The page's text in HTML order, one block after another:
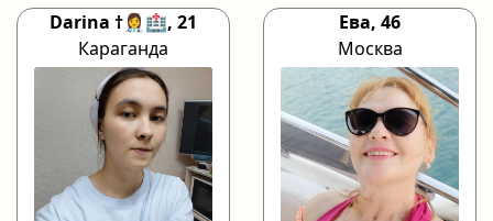
Darina †👩‍⚕️🏥, 21
Караганда
Ева, 46
Москва